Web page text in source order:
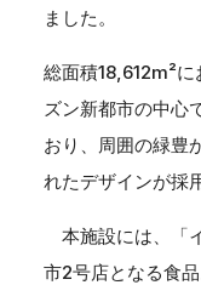
ました。
総面積18,612m²
ズン新都市の中心
おり、周囲の緑豊
れたデザインが採
本施設には、「
市2号店となる食